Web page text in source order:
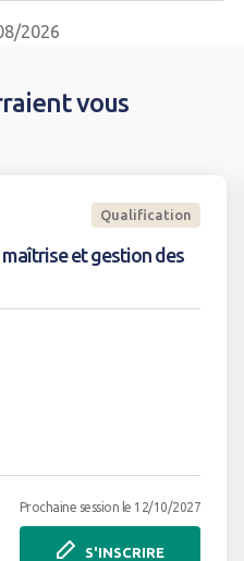
2026
vous
Qualification
et gestion des
Prochaine session le 12/10/2027
S'INSCRIRE